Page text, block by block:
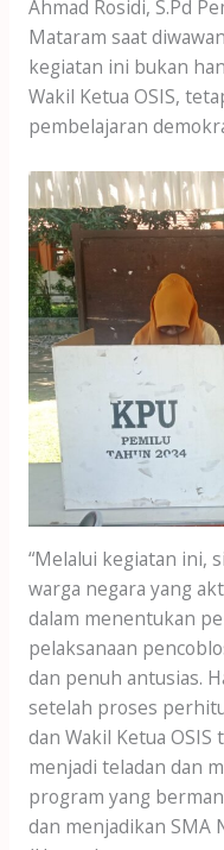
Ahmad Rosidi, S.Pd
Mataram saat
kegiatan ini bukan
Wakil Ketua OSIS,
pembelajaran
“Melalui kegiatan ini,
warga negara yang
dalam menentukan
pelaksanaan
dan penuh antusias.
setelah proses
dan Wakil Ketua
menjadi teladan dan
program yang
dan menjadikan SMA